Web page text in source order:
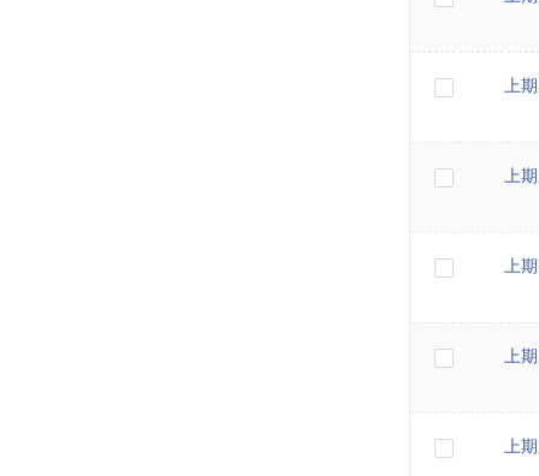
上
上
上
上
上